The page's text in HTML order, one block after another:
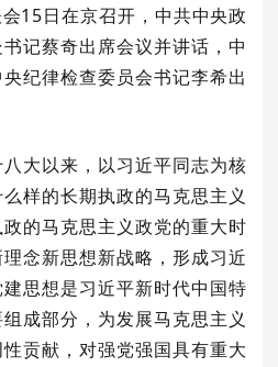
日在京召开，中共中央政
记蔡奇出席会议并讲话，中
纪律检查委员会书记李希出
以来，以习近平同志为核
样的长期执政的马克思主义
的马克思主义政党的重大时
念新思想新战略，形成习近
思想是习近平新时代中国特
成部分，为发展马克思主义
贡献，对强党强国具有重大